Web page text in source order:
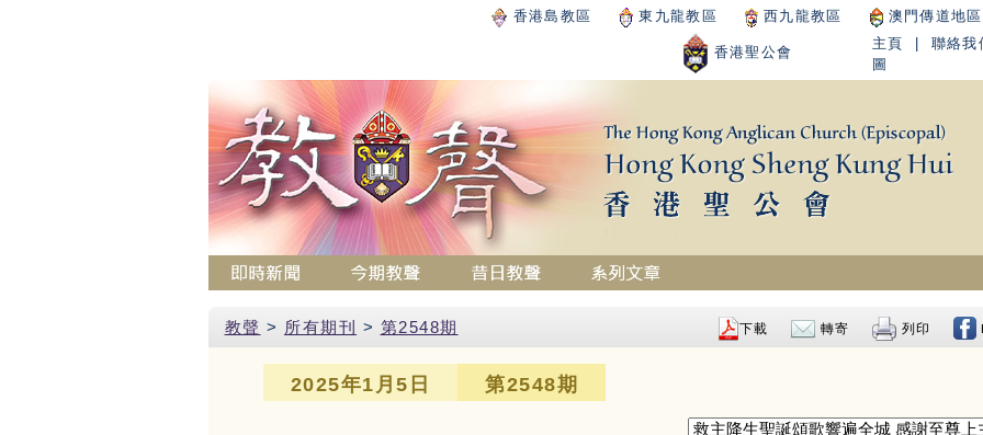
香港島教區 東九龍教區 西九龍教區 澳門傳道地區
香港聖公會
主頁
聯絡我
圖
教聲 > 所有期刊 > 第2548期 下載 轉寄 列印
2025年1月5日 第2548期